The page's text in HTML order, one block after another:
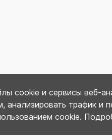
cookie и сервисы
анализировать трафик
cookie.